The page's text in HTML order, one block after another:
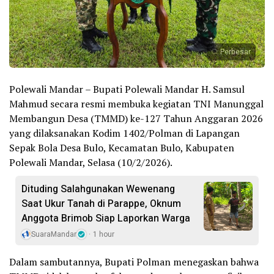
Perbesar
Polewali Mandar – Bupati Polewali Mandar H. Samsul
Mahmud secara resmi membuka kegiatan TNI Manunggal
Membangun Desa (TMMD) ke-127 Tahun Anggaran 2026
yang dilaksanakan Kodim 1402/Polman di Lapangan
Sepak Bola Desa Bulo, Kecamatan Bulo, Kabupaten
Polewali Mandar, Selasa (10/2/2026).
Dituding Salahgunakan Wewenang
Saat Ukur Tanah di Parappe, Oknum
Anggota Brimob Siap Laporkan Warga
SuaraMandar 1 hour
Dalam sambutannya, Bupati Polman menegaskan bahwa